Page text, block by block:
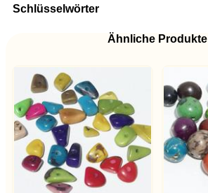
Schlüsselwörter
Ähnliche Produkte